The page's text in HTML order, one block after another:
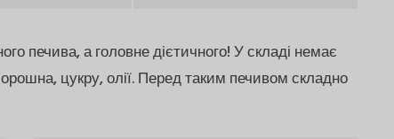
печива, а головне дієтичного! У складі немає
цукру, олії. Перед таким печивом складно